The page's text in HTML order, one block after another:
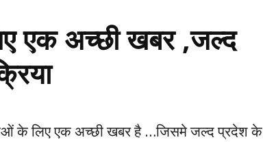
एक अच्छी खबर ,जल्द
के लिए एक अच्छी खबर है …जिसमे जल्द प्रदेश के